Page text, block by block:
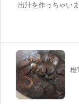
出汁を作っちゃい
椎